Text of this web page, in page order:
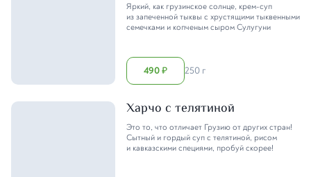
Яркий, как грузинское солнце, крем-суп
из запеченной тыквы с хрустящими тыквенными
семечками и копченым сыром Сулугуни
490₽ 250 г
Харчо с телятиной
Это то, что отличает Грузию от других стран!
Сытный и гордый суп с телятиной, рисом
и кавказскими специями, пробуй скорее!